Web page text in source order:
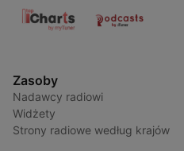
Zasoby
Nadawcy radiowi
Widżety
Strony radiowe według krajów